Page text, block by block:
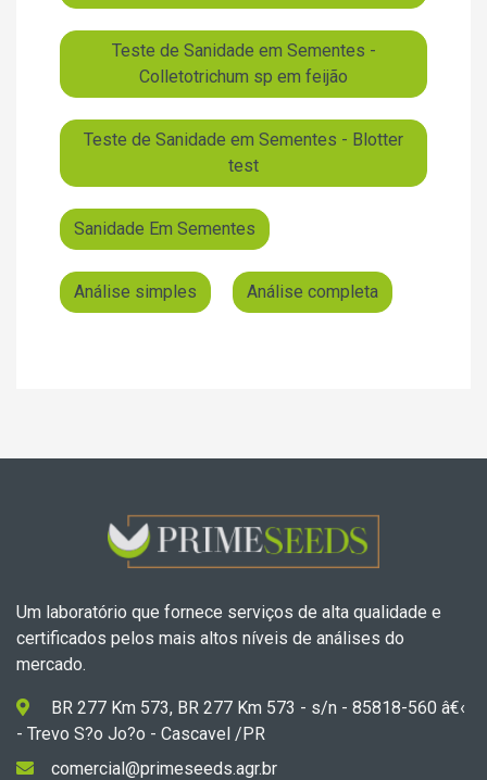
Teste de Sanidade em Sementes -
Colletotrichum sp em feijão
Teste de Sanidade em Sementes - Blotter
test
Sanidade Em Sementes
Análise simples Análise completa
Um laboratório que fornece serviços de alta qualidade e
certificados pelos mais altos níveis de análises do
mercado.
BR 277 Km 573, BR 277 Km 573 - s/n - 85818-560 â€‹
- Trevo S?o Jo?o - Cascavel /PR
comercial@primeseeds.agr.br